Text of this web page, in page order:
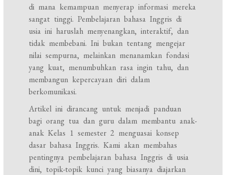
di mana kemampuan menyerap informasi mereka
sangat tinggi. Pembelajaran bahasa Inggris di
usia ini haruslah menyenangkan, interaktif, dan
tidak membebani. Ini bukan tentang mengejar
nilai sempurna, melainkan menanamkan fondasi
yang kuat, menumbuhkan rasa ingin tahu, dan
membangun kepercayaan diri dalam
berkomunikasi.
Artikel ini dirancang untuk menjadi panduan
bagi orang tua dan guru dalam membantu anak-
anak Kelas 1 semester 2 menguasai konsep
dasar bahasa Inggris. Kami akan membahas
pentingnya pembelajaran bahasa Inggris di usia
dini, topik-topik kunci yang biasanya diajarkan